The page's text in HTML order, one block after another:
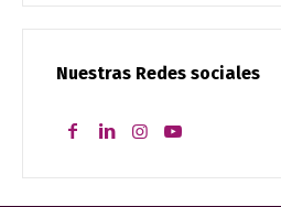
Nuestras Redes sociales